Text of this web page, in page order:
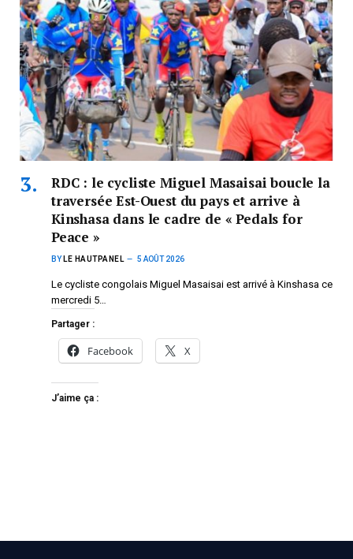
RDC : le cycliste Miguel Masaisai boucle la
traversée Est-Ouest du pays et arrive à
Kinshasa dans le cadre de « Pedals for
Peace »
BY LE HAUTPANEL 5 AOÛT 2026
Le cycliste congolais Miguel Masaisai est arrivé à Kinshasa ce
mercredi 5…
Partager :
Facebook X
J’aime ça :